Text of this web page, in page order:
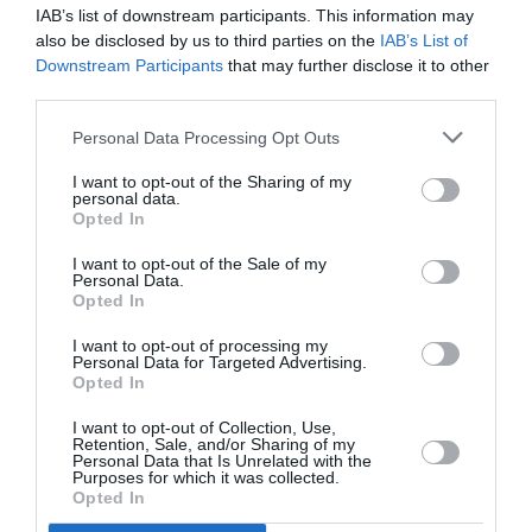
IAB’s list of downstream participants. This information may
also be disclosed by us to third parties on the IAB’s List of
Downstream Participants that may further disclose it to other
Personal Data Processing Opt Outs
I want to opt-out of the Sharing of my
personal data.
Opted In
I want to opt-out of the Sale of my
Personal Data.
Opted In
I want to opt-out of processing my
Personal Data for Targeted Advertising.
Opted In
I want to opt-out of Collection, Use,
Retention, Sale, and/or Sharing of my
Personal Data that Is Unrelated with the
Purposes for which it was collected.
Opted In
NOUS SOUTENIR
Pas si Coola commenté l'article :
19 h 23 sans escale : le Boeing 777F de National
Airlines relie l’Écosse à l’Australie
Dreamliner a commenté l'article :
Royal Air Maroc : capacité record pour l’été, mais les